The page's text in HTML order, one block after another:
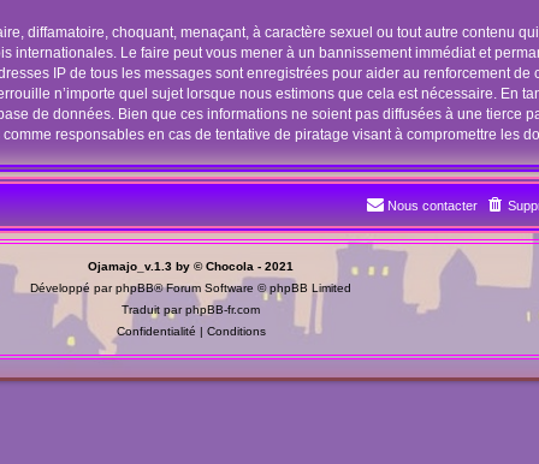
diffamatoire, choquant, menaçant, à caractère sexuel ou tout autre contenu
internationales. Le faire peut vous mener à un bannissement immédiat et
IP de tous les messages sont enregistrées pour aider au renforcement de
n’importe quel sujet lorsque nous estimons que cela est nécessaire. En
de données. Bien que ces informations ne soient pas diffusées à une tierce
responsables en cas de tentative de piratage visant à compromettre les
Nous contacter
Ojamajo_v.1.3 by © Chocola - 2021
Développé parphpBB® Forum Software © phpBB Limited
Traduit parphpBB-fr.com
Confidentialité | Conditions